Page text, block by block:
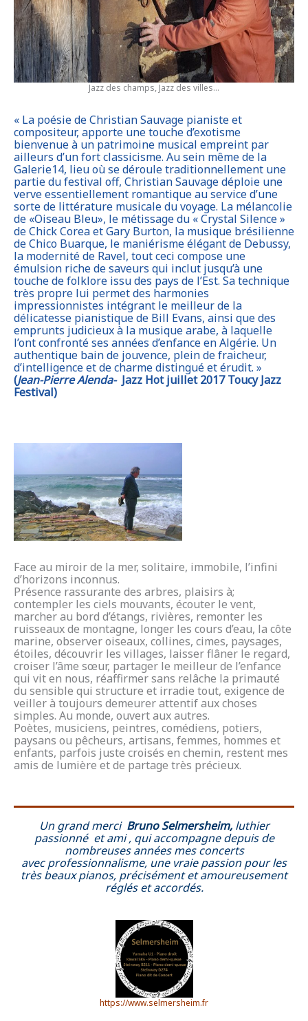
Jazz des champs, Jazz des villes…
« La poésie de Christian Sauvage pianiste et
compositeur, apporte une touche d’exotisme
bienvenue à un patrimoine musical empreint par
ailleurs d’un fort classicisme. Au sein même de la
Galerie14, lieu où se déroule traditionnellement une
partie du festival off, Christian Sauvage déploie une
verve essentiellement romantique au service d’une
sorte de littérature musicale du voyage. La mélancolie
de «Oiseau Bleu», le métissage du « Crystal Silence »
de Chick Corea et Gary Burton, la musique brésilienne
de Chico Buarque, le maniérisme élégant de Debussy,
la modernité de Ravel, tout ceci compose une
émulsion riche de saveurs qui inclut jusqu’à une
touche de folklore issu des pays de l’Est. Sa technique
très propre lui permet des harmonies
impressionnistes intégrant le meilleur de la
délicatesse pianistique de Bill Evans, ainsi que des
emprunts judicieux à la musique arabe, à laquelle
l’ont confronté ses années d’enfance en Algérie. Un
authentique bain de jouvence, plein de fraicheur,
d’intelligence et de charme distingué et érudit. »
(Jean-Pierre Alenda- Jazz Hot juillet 2017 Toucy Jazz
Festival)
Face au miroir de la mer, solitaire, immobile, l’infini
d’horizons inconnus.
Présence rassurante des arbres, plaisirs à;
contempler les ciels mouvants, écouter le vent,
marcher au bord d’étangs, rivières, remonter les
ruisseaux de montagne, longer les cours d’eau, la côte
marine, observer oiseaux, collines, cimes, paysages,
étoiles, découvrir les villages, laisser flâner le regard,
croiser l’âme sœur, partager le meilleur de l’enfance
qui vit en nous, réaffirmer sans relâche la primauté
du sensible qui structure et irradie tout, exigence de
veiller à toujours demeurer attentif aux choses
simples. Au monde, ouvert aux autres.
Poètes, musiciens, peintres, comédiens, potiers,
paysans ou pêcheurs, artisans, femmes, hommes et
enfants, parfois juste croisés en chemin, restent mes
amis de lumière et de partage très précieux.
Un grand merci Bruno Selmersheim, luthier
passionné et ami , qui accompagne depuis de
nombreuses années mes concerts
avec professionnalisme, une vraie passion pour les
très beaux pianos, précisément et amoureusement
réglés et accordés.
https://www.selmersheim.fr